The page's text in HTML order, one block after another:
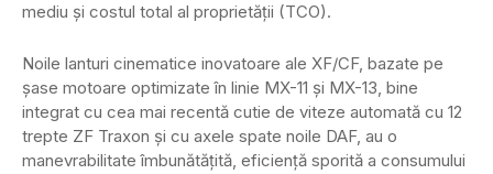
mediu și costul total al proprietății (TCO).
Noile lanturi cinematice inovatoare ale XF/CF, bazate pe
șase motoare optimizate în linie MX-11 și MX-13, bine
integrat cu cea mai recentă cutie de viteze automată cu 12
trepte ZF Traxon și cu axele spate noile DAF, au o
manevrabilitate îmbunătățită, eficiență sporită a consumului